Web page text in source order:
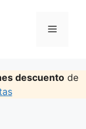
Menu
descuento de